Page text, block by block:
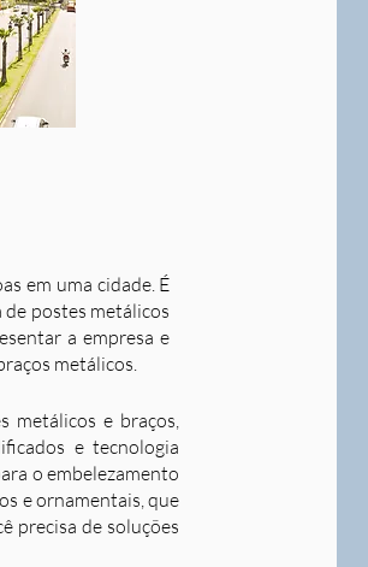
em uma cidade. É
de postes metálicos
a empresa e
metálicos.
metálicos e braços,
e tecnologia
o embelezamento
e ornamentais, que
precisa de soluções